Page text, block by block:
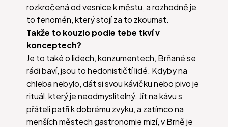
rozkročená od vesnice k městu, a rozhodně je
to fenomén, který stojí za to zkoumat.
Takže to kouzlo podle tebe tkví v
konceptech?
Je to také o lidech, konzumentech, Brňané se
rádi baví, jsou to hedonističtí lidé. Kdyby na
chleba nebylo, dát si svou kávičku nebo pivo je
rituál, který je neodmyslitelný. Jít na kávu s
přáteli patří k dobrému zvyku, a zatímco na
menších městech gastronomie mizí, v Brně je